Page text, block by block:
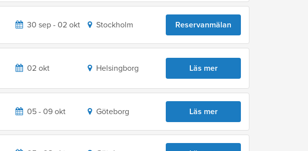
30 sep - 02 okt Stockholm Reservanmälan
02 okt Helsingborg Läs mer
05 - 09 okt Göteborg Läs mer